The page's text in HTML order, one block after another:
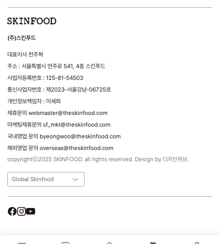
(주)스킨푸드
대표이사 천주혁
주소 : 서울특별시 언주로 541, 4층 스킨푸드
사업자등록번호 : 125-81-54503
통신사업자번호 : 제2023-서울강남-06725호
개인정보책임자 : 이세희
제휴문의 webmaster@theskinfood.com
마케팅제휴문의 sf_mkt@theskinfood.com
국내영업 문의 byeongwoo@theskinfood.com
해외영업 문의 overseas@theskinfood.com
copyrightⓒ2025 SKINFOOD. all rights reserved. Design by 디자인위브.
Global Skinfood